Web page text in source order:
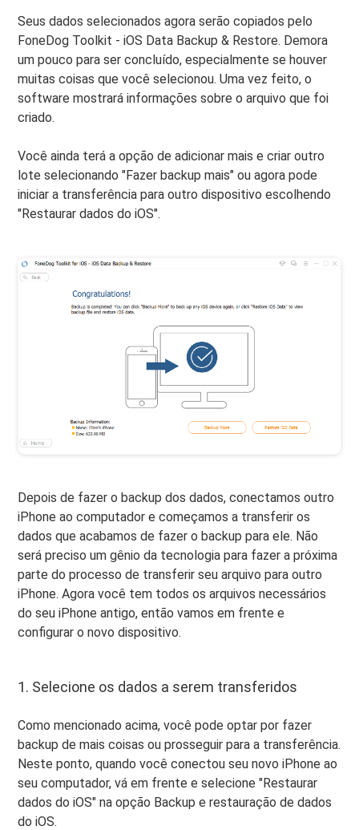
Seus dados selecionados agora serão copiados pelo
FoneDog Toolkit - iOS Data Backup & Restore. Demora
um pouco para ser concluído, especialmente se houver
muitas coisas que você selecionou. Uma vez feito, o
software mostrará informações sobre o arquivo que foi
criado.
Você ainda terá a opção de adicionar mais e criar outro
lote selecionando "Fazer backup mais" ou agora pode
iniciar a transferência para outro dispositivo escolhendo
"Restaurar dados do iOS".
Depois de fazer o backup dos dados, conectamos outro
iPhone ao computador e começamos a transferir os
dados que acabamos de fazer o backup para ele. Não
será preciso um gênio da tecnologia para fazer a próxima
parte do processo de transferir seu arquivo para outro
iPhone. Agora você tem todos os arquivos necessários
do seu iPhone antigo, então vamos em frente e
configurar o novo dispositivo.
1. Selecione os dados a serem transferidos
Como mencionado acima, você pode optar por fazer
backup de mais coisas ou prosseguir para a transferência.
Neste ponto, quando você conectou seu novo iPhone ao
seu computador, vá em frente e selecione "Restaurar
dados do iOS" na opção Backup e restauração de dados
do iOS.